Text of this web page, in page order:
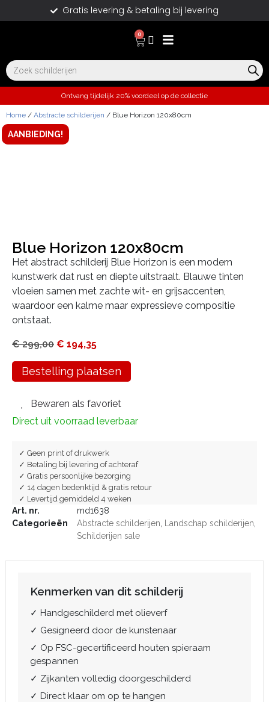
Gratis levering & betaling bij levering
0
Ontvang tijdelijk 20% voordeel op de collectie
Home / Abstracte schilderijen / Blue Horizon 120x80cm
AANBIEDING!
Blue Horizon 120x80cm
Het abstract schilderij Blue Horizon is een modern
kunstwerk dat rust en diepte uitstraalt. Blauwe tinten
vloeien samen met zachte wit- en grijsaccenten,
waardoor een kalme maar expressieve compositie
ontstaat.
€299,00 € 194,35
Bestelling plaatsen
Bewaren als favoriet
Direct uit voorraad leverbaar
✓ Geen print of drukwerk
✓ Betaling bij levering of achteraf
✓ Gratis persoonlijke bezorging
✓ 14 dagen bedenktijd & gratis retour
✓ Levertijd gemiddeld 4 weken
Art. nr.
md1638
Categorieën
Abstracte schilderijen Landschap schilderijen
Schilderijen sale
Kenmerken van dit schilderij
✓ Handgeschilderd met olieverf
✓ Gesigneerd door de kunstenaar
✓ Op FSC-gecertificeerd houten spieraam
gespannen
✓ Zijkanten volledig doorgeschilderd
✓ Direct klaar om op te hangen